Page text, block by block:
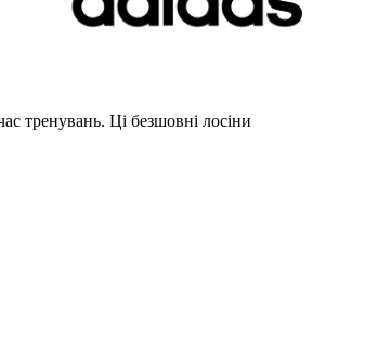
тренувань. Ці безшовні лосіни